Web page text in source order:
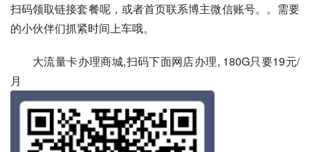
扫码领取链接套餐呢，或者首页联系博主微信账号。。需要
的小伙伴们抓紧时间上车哦。
大流量卡办理商城,扫码下面网店办理, 180G只要19元/
月